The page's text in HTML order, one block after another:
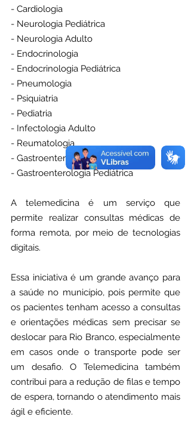
- Cardiologia
- Neurologia Pediátrica
- Neurologia Adulto
- Endocrinologia
- Endocrinologia Pediátrica
- Pneumologia
- Psiquiatria
- Pediatria
- Infectologia Adulto
- Reumatologia
- Gastroenterologia Adulto
- Gastroenterologia Pediátrica
A telemedicina é um serviço que
permite realizar consultas médicas de
forma remota, por meio de tecnologias
digitais.
Essa iniciativa é um grande avanço para
a saúde no município, pois permite que
os pacientes tenham acesso a consultas
e orientações médicas sem precisar se
deslocar para Rio Branco, especialmente
em casos onde o transporte pode ser
um desafio. O Telemedicina também
contribui para a redução de filas e tempo
de espera, tornando o atendimento mais
ágil e eficiente.